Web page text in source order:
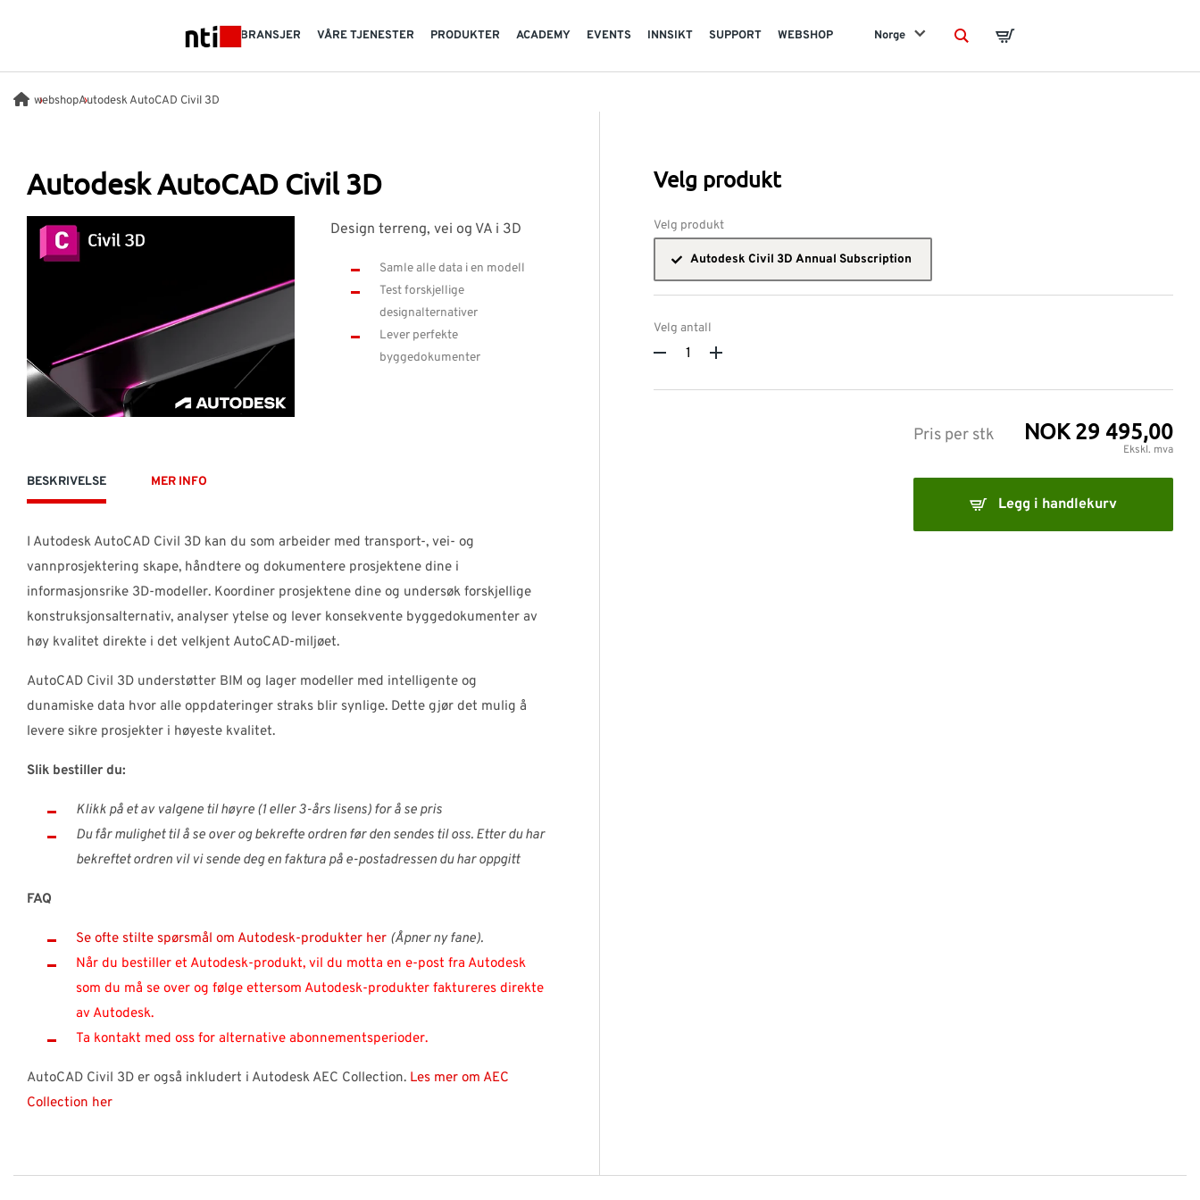
NTI logo
BRANSJER VÅRE TJENESTER PRODUKTER ACADEMY EVENTS INNSIKT SUPPORT WEBSHOP Norge
SearchBasket
webshopAutodesk AutoCAD Civil 3D
Autodesk AutoCAD Civil 3D
Design terreng, vei og VA i 3D
Samle alle data i en modell
Test forskjellige
designalternativer
Lever perfekte
byggedokumenter
BESKRIVELSE MER INFO
I Autodesk AutoCAD Civil 3D kan du som arbeider med transport-, vei- og
vannprosjektering skape, håndtere og dokumentere prosjektene dine i
informasjonsrike 3D-modeller. Koordiner prosjektene dine og undersøk forskjellige
konstruksjonsalternativ, analyser ytelse og lever konsekvente byggedokumenter av
høy kvalitet direkte i det velkjent AutoCAD-miljøet.
AutoCAD Civil 3D understøtter BIM og lager modeller med intelligente og
dunamiske data hvor alle oppdateringer straks blir synlige. Dette gjør det mulig å
levere sikre prosjekter i høyeste kvalitet.
Slik bestiller du:
Klikk på et av valgene til høyre (1 eller 3-års lisens) for å se pris
Du får mulighet til å se over og bekrefte ordren før den sendes til oss. Etter du har
bekreftet ordren vil vi sende deg en faktura på e-postadressen du har oppgitt
FAQ
Se ofte stilte spørsmål om Autodesk-produkter her (Åpner ny fane).
Når du bestiller et Autodesk-produkt, vil du motta en e-post fra Autodesk
som du må se over og følge ettersom Autodesk-produkter faktureres direkte
av Autodesk.
Ta kontakt med oss for alternative abonnementsperioder.
AutoCAD Civil 3D er også inkludert i Autodesk AEC Collection. Les mer om AEC
Collection her
Velg produkt
Velg produkt
Autodesk Civil 3D Annual Subscription
Velg antall
Pris per stk NOK 29 495,00
Ekskl. mva
Legg i handlekurv